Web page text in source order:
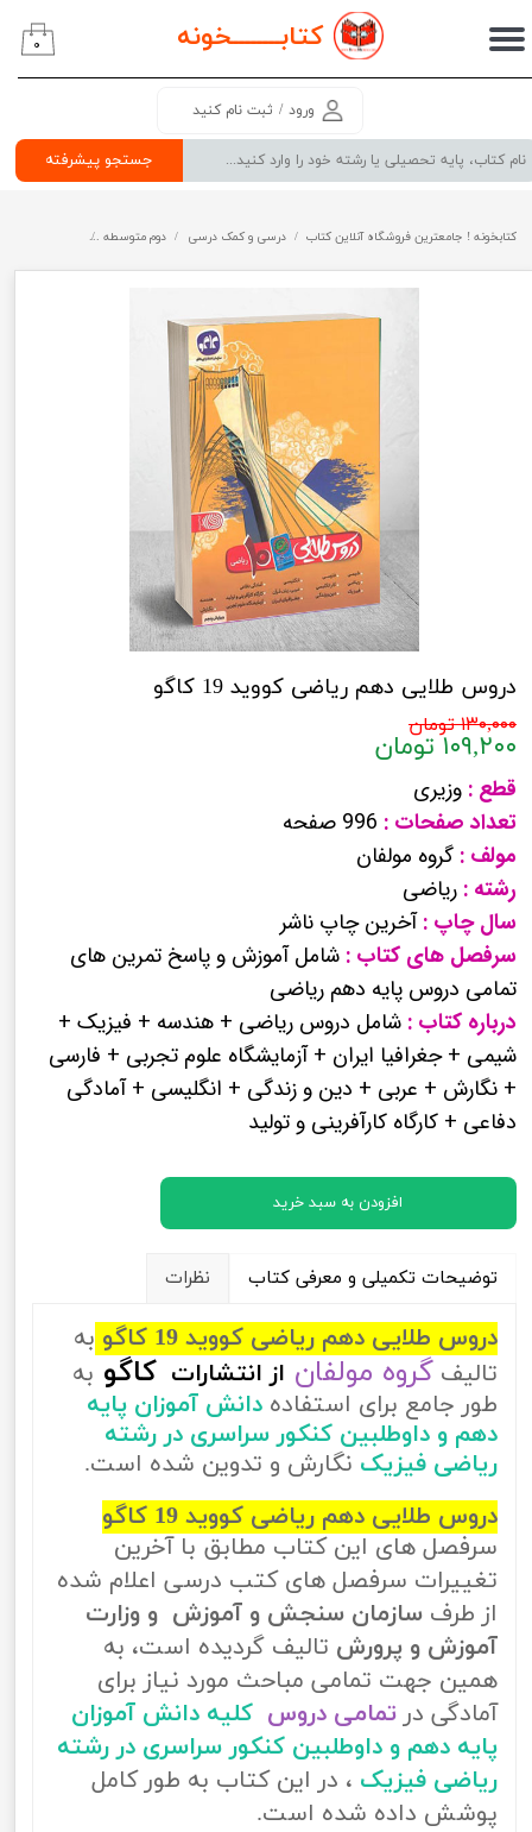
کتابــــــــخونه
جستجو پیشرفته
ورود / ثبت نام کنید
حساب کاربری من
سفارشات
۰
کتابخونه ! جامعترین فروشگاه آنلاین کتاب درسی و کمک درسی دوم متوسطه
دروس طلایی دهم ریاضی کووید 19 کاگو
۱۳۰,۰۰۰ تومان
۱۰۹,۲۰۰ تومان
قطع : وزیری
تعداد صفحات : 996 صفحه
مولف : گروه مولفان
رشته : ریاضی
سال چاپ :آخرین چاپ ناشر
سرفصل های کتاب : شامل آموزش و پاسخ تمرین های
تمامی دروس پایه دهم ریاضی
درباره کتاب : شامل دروس ریاضی + هندسه + فیزیک +
شیمی + جغرافیا ایران + آزمایشگاه علوم تجربی + فارسی
+ نگارش + عربی + دین و زندگی + انگلیسی + آمادگی
دفاعی + کارگاه کارآفرینی و تولید
افزودن به سبد خرید
توضیحات تکمیلی و معرفی کتاب نظرات
دروس طلایی دهم ریاضی کووید 19 کاگو
به
تالیف گروه مولفان از انتشارات کاگو به
طور جامع برای استفاده دانش آموزان پایه
دهم و داوطلبین کنکور سراسری در رشته
ریاضی فیزیک نگارش و تدوین شده است.
دروس طلایی دهم ریاضی کووید 19 کاگو
سرفصل های این کتاب مطابق با آخرین
تغییرات سرفصل های کتب درسی اعلام شده
از طرف سازمان سنجش و آموزش و وزارت
آموزش و پرورش تالیف گردیده است، به
همین جهت تمامی مباحث مورد نیاز برای
آمادگی در تمامی دروس کلیه دانش آموزان
پایه دهم و داوطلبین کنکور سراسری در رشته
ریاضی فیزیک ، در این کتاب به طور کامل
پوشش داده شده است.